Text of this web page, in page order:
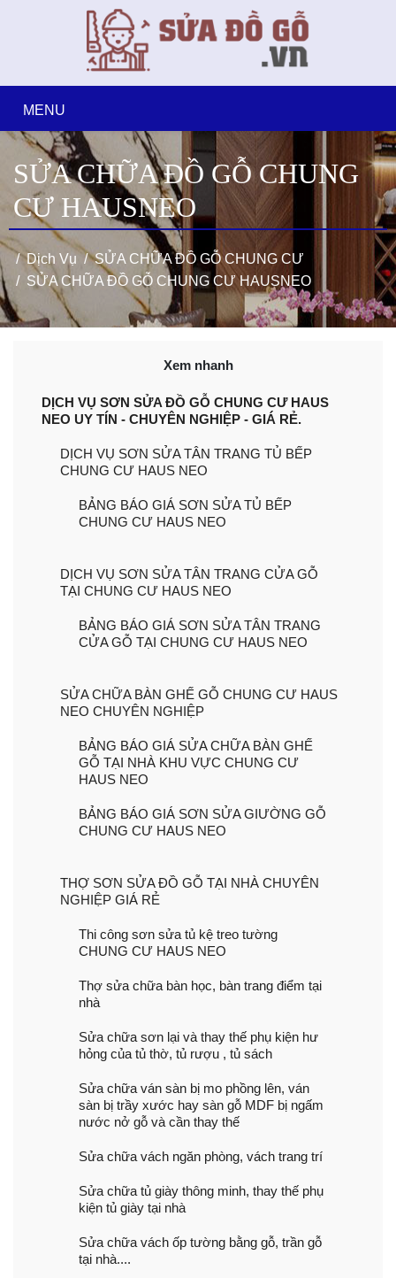
MENU
SỬA CHỮA ĐỒ GỖ CHUNG
CƯ HAUSNEO
Dịch Vụ
SỬA CHỮA ĐỒ GỖ CHUNG CƯ
SỬA CHỮA ĐỒ GỖ CHUNG CƯ HAUSNEO
Xem nhanh
DỊCH VỤ SƠN SỬA ĐỒ GỖ CHUNG CƯ HAUS
NEO UY TÍN - CHUYÊN NGHIỆP - GIÁ RẺ.
DỊCH VỤ SƠN SỬA TÂN TRANG TỦ BẾP
CHUNG CƯ HAUS NEO
BẢNG BÁO GIÁ SƠN SỬA TỦ BẾP
CHUNG CƯ HAUS NEO
DỊCH VỤ SƠN SỬA TÂN TRANG CỬA GỖ
TẠI CHUNG CƯ HAUS NEO
BẢNG BÁO GIÁ SƠN SỬA TÂN TRANG
CỬA GỖ TẠI CHUNG CƯ HAUS NEO
SỬA CHỮA BÀN GHẾ GỖ CHUNG CƯ HAUS
NEO CHUYÊN NGHIỆP
BẢNG BÁO GIÁ SỬA CHỮA BÀN GHẾ
GỖ TẠI NHÀ KHU VỰC CHUNG CƯ
HAUS NEO
BẢNG BÁO GIÁ SƠN SỬA GIƯỜNG GỖ
CHUNG CƯ HAUS NEO
THỢ SƠN SỬA ĐỒ GỖ TẠI NHÀ CHUYÊN
NGHIỆP GIÁ RẺ
Thi công sơn sửa tủ kệ treo tường
CHUNG CƯ HAUS NEO
Thợ sửa chữa bàn học, bàn trang điểm tại
nhà
Sửa chữa sơn lại và thay thế phụ kiện hư
hỏng của tủ thờ, tủ rượu , tủ sách
Sửa chữa ván sàn bị mo phồng lên, ván
sàn bị trầy xước hay sàn gỗ MDF bị ngấm
nước nở gỗ và cần thay thế
Sửa chữa vách ngăn phòng, vách trang trí
Sửa chữa tủ giày thông minh, thay thế phụ
kiện tủ giày tại nhà
Sửa chữa vách ốp tường bằng gỗ, trần gỗ
tại nhà....